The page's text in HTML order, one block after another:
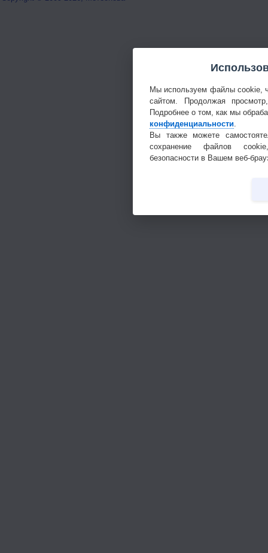
Мы используем файлы cookie,
сайтом. Продолжая
Подробнее о том, как мы
конфиденциальности
Вы также можете
сохранение файлов
безопасности в Вашем веб-